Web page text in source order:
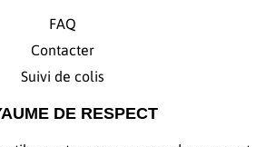
FAQ
Contacter
Suivi de colis
DE RESPECT